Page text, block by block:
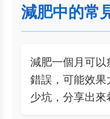
減肥中的常
減肥一個月可
錯誤，可能效
少坑，分享出來